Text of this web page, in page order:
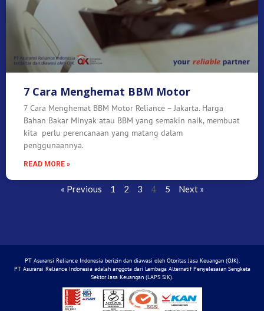
7 Cara Menghemat BBM Motor
7 Cara Menghemat BBM Motor Reliance – Jakarta. Harga
Bahan Bakar Minyak atau BBM yang semakin naik, membuat
kita perlu perencanaan yang matang dalam
penggunaannya.
READ MORE »
« Previous 1 2 3 4 5 Next »
PT Asuransi Reliance Indonesia berizin dan diawasi oleh Otoritas Jasa Keuangan (OJK).
PT Asuransi Reliance Indonesia adalah anggota dari Lembaga Alternatif Penyelesaian Sengketa
Sektor Jasa Keuangan (LAPS SJK).